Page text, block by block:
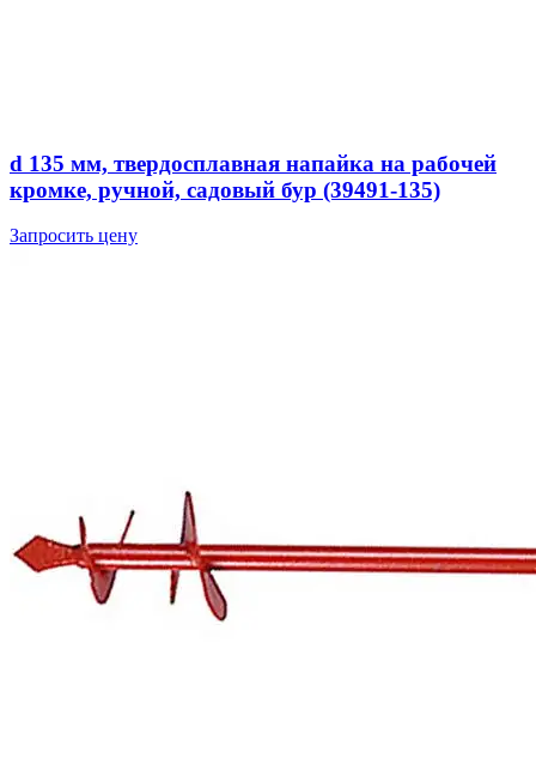
d 135 мм, твердосплавная напайка на рабочей
кромке, ручной, садовый бур (39491-135)
Запросить цену